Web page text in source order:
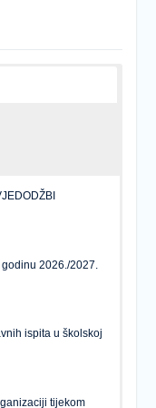
2026./2027.
ispita u školskoj
tijekom